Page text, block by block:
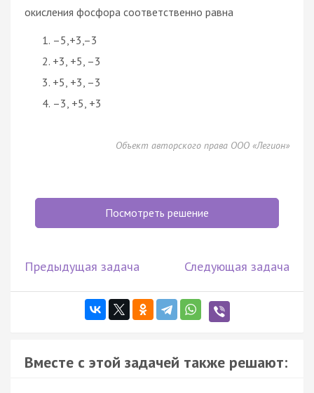
окисления фосфора соответственно равна
–5,+3,–3
+3, +5, –3
+5, +3, –3
–3, +5, +3
Объект авторского права ООО «Легион»
Посмотреть решение
Предыдущая задача Следующая задача
Вместе с этой задачей также решают: